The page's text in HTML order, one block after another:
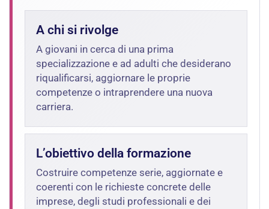
A chi si rivolge
A giovani in cerca di una prima
specializzazione e ad adulti che desiderano
riqualificarsi, aggiornare le proprie
competenze o intraprendere una nuova
carriera.
L’obiettivo della formazione
Costruire competenze serie, aggiornate e
coerenti con le richieste concrete delle
imprese, degli studi professionali e dei